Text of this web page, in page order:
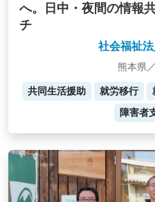
へ。日中・夜間の情報
チ
社会福祉
熊本県
共同生活援助 就労移行
障害者